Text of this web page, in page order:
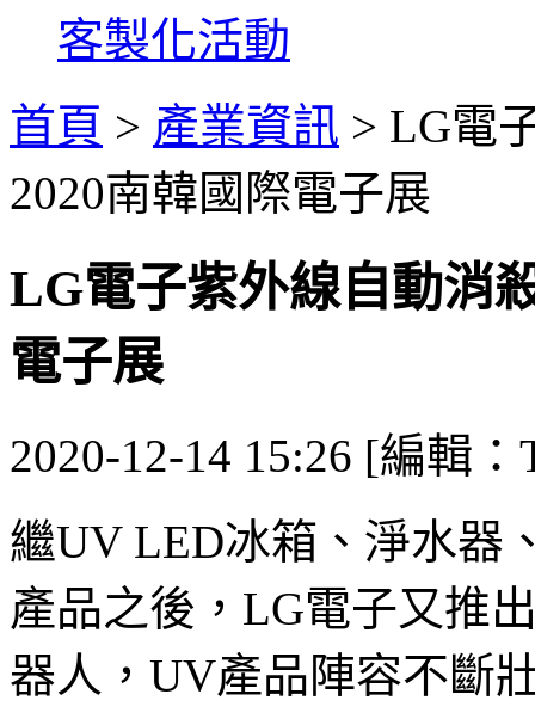
客製化活動
首頁 > 產業資訊 > LG電
2020南韓國際電子展
LG電子紫外線自動消
電子展
2020-12-14 15:26 [編輯
繼UV LED冰箱、淨水器
產品之後，LG電子又推
器人，UV產品陣容不斷